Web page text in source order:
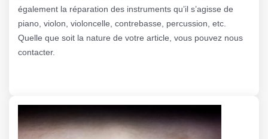
également la réparation des instruments qu’il s’agisse de
piano, violon, violoncelle, contrebasse, percussion, etc.
Quelle que soit la nature de votre article, vous pouvez nous
contacter.